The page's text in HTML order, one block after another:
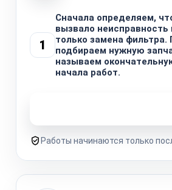
1
Сначала определяем,
вызвало неисправность
только замена фильтра.
подбираем нужную
называем
начала работ.
Работы начинаются только